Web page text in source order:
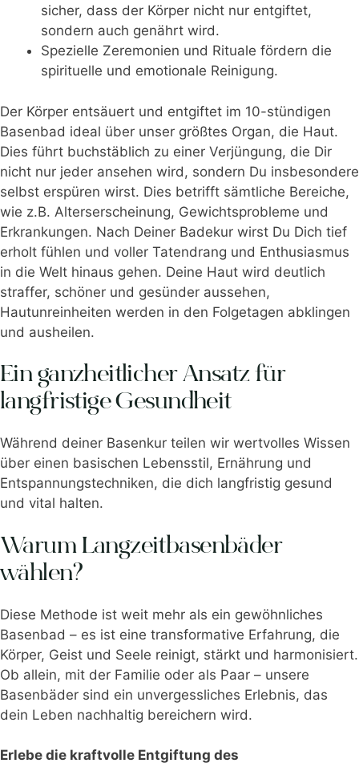
sicher, dass der Körper nicht nur entgiftet,
sondern auch genährt wird.
Spezielle Zeremonien und Rituale fördern die
spirituelle und emotionale Reinigung.
Der Körper entsäuert und entgiftet im 10-stündigen
Basenbad ideal über unser größtes Organ, die Haut.
Dies führt buchstäblich zu einer Verjüngung, die Dir
nicht nur jeder ansehen wird, sondern Du insbesondere
selbst erspüren wirst. Dies betrifft sämtliche Bereiche,
wie z.B. Alterserscheinung, Gewichtsprobleme und
Erkrankungen. Nach Deiner Badekur wirst Du Dich tief
erholt fühlen und voller Tatendrang und Enthusiasmus
in die Welt hinaus gehen. Deine Haut wird deutlich
straffer, schöner und gesünder aussehen,
Hautunreinheiten werden in den Folgetagen abklingen
und ausheilen.
Ein ganzheitlicher Ansatz für
langfristige Gesundheit
Während deiner Basenkur teilen wir wertvolles Wissen
über einen basischen Lebensstil, Ernährung und
Entspannungstechniken, die dich langfristig gesund
und vital halten.
Warum Langzeitbasenbäder
wählen?
Diese Methode ist weit mehr als ein gewöhnliches
Basenbad – es ist eine transformative Erfahrung, die
Körper, Geist und Seele reinigt, stärkt und harmonisiert.
Ob allein, mit der Familie oder als Paar – unsere
Basenbäder sind ein unvergessliches Erlebnis, das
dein Leben nachhaltig bereichern wird.
Erlebe die kraftvolle Entgiftung des